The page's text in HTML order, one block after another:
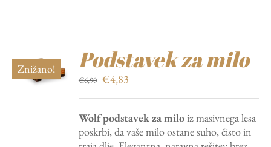
Znižano! Podstavek za milo
€6,90 Izvirna
bila:
€6,90.
€4,83
€4,83.
Wolf podstavek za miloiz masivnega lesa
poskrbi, da vaše milo ostane suho, čisto in